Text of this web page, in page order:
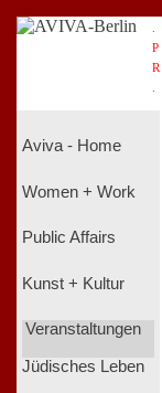
P
R
Aviva - Home
Women + Work
Public Affairs
Kunst + Kultur
Veranstaltungen
Jüdisches Leben